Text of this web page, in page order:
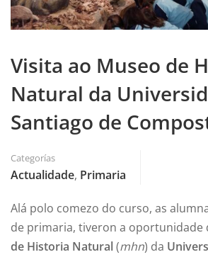
Visita ao Museo de
Natural da
Santiago de
Categorías
Actualidade, Primaria
Alá polo comezo do curso, as
de primaria, tiveron a oportunidade
de Historia Natural(mhn) da